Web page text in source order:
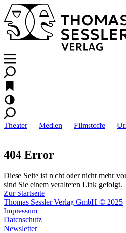
Theater Medien Filmstoffe
404 Error
Diese Seite ist nicht oder nicht mehr
sind Sie einem veralteten Link gefolgt.
Zur Startseite
Thomas Sessler Verlag GmbH © 2025
Impressum
Datenschutz
Newsletter